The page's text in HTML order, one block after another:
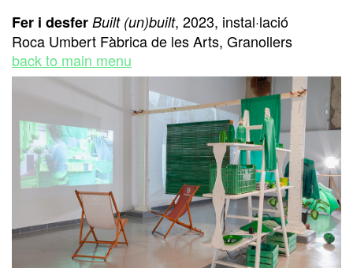
Fer i desfer Built (un)built, 2023, instal·lació
Roca Umbert Fàbrica de les Arts, Granollers
back to main menu